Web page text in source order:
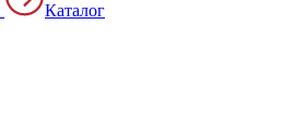
Каталог